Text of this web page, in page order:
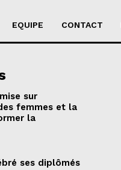
EQUIPE CONTACT
sur
femmes et la
la
ses diplômés